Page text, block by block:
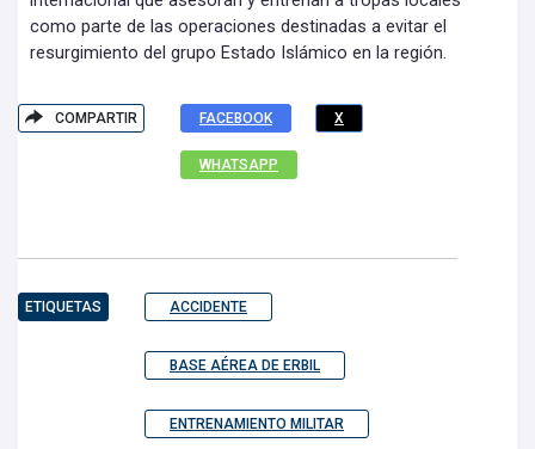
como parte de las operaciones destinadas a evitar el
resurgimiento del grupo Estado Islámico en la región.
COMPARTIR FACEBOOK X
WHATSAPP
ETIQUETAS ACCIDENTE
BASE AÉREA DE ERBIL
ENTRENAMIENTO MILITAR